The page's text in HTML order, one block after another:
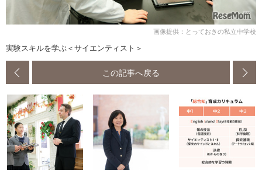
画像提供：とっておきの私立中学校
実験スキルを学ぶ＜サイエンティスト＞
この記事へ戻る